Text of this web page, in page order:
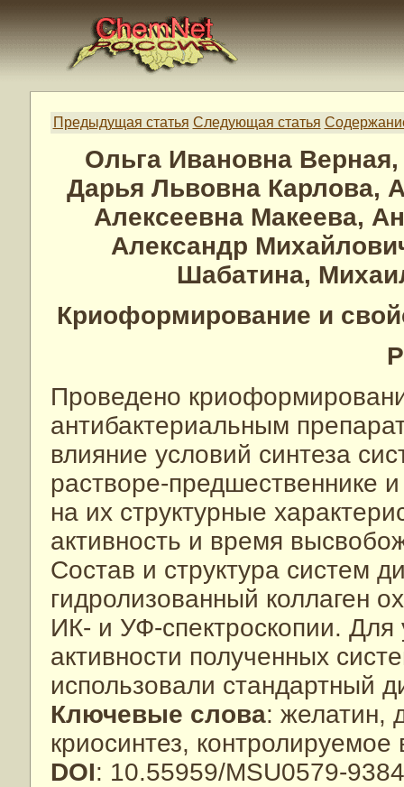
Предыдущая статья Следующая статья
Ольга Ивановна
Дарья Львовна Карлова,
Алексеевна Макеева,
Александр
Шабатина,
Криоформирование и
Проведено
антибактериальным
влияние условий синтеза
растворе-предшественнике
на их структурные
активность и время
Состав и структура систем
гидролизованный коллаген
ИК- и УФ-спектроскопии. Для
активности полученных
использовали стандартный
Ключевые слова: желатин,
криосинтез,
DOI: 10.55959/MSU0579-